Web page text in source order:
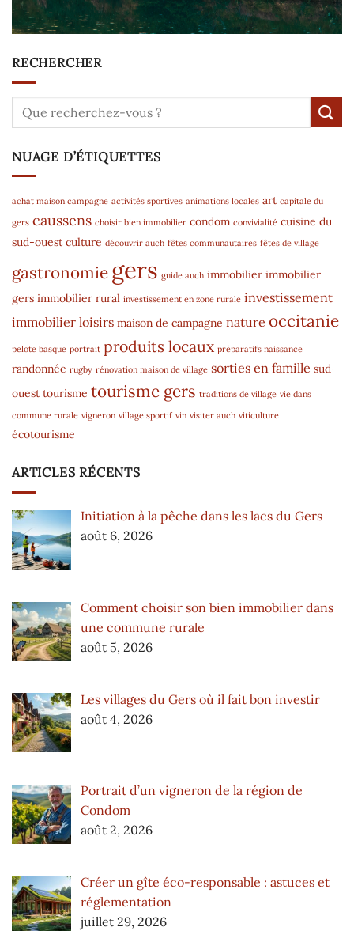
RECHERCHER
NUAGE D’ÉTIQUETTES
achat maison campagne activités sportives animations locales art capitale du
gers caussens choisir bien immobilier condom convivialité cuisine du
sud-ouest culture découvrir auch fêtes communautaires fêtes de village
gastronomiegers guide auch immobilier immobilier
gers immobilier rural investissement en zone rurale investissement
immobilier loisirs maison de campagne nature occitanie
pelote basque portrait produits locaux préparatifs naissance
randonnée rugby rénovation maison de village sorties en famille sud-
ouest tourisme tourisme gers traditions de village vie dans
commune rurale vigneron village sportif vin visiter auch viticulture
écotourisme
ARTICLES RÉCENTS
Initiation à la pêche dans les lacs du Gers
août 6, 2026
Comment choisir son bien immobilier dans
une commune rurale
août 5, 2026
Les villages du Gers où il fait bon investir
août 4, 2026
Portrait d’un vigneron de la région de
Condom
août 2, 2026
Créer un gîte éco-responsable : astuces et
réglementation
juillet 29, 2026